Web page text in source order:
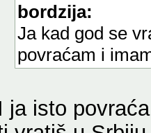
bordzija:
Ja kad god se
povraćam i
ja isto